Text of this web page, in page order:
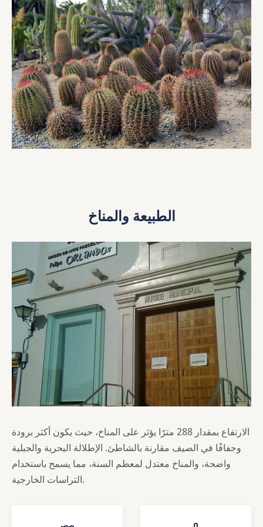
الطبيعة والمناخ
الارتفاع بمقدار 288 مترًا يؤثر على المناخ، حيث يكون أكثر برودة
وجفافًا في الصيف مقارنة بالشاطئ. الإطلالة البحرية والجبلية
واضحة، والمناخ معتدل لمعظم السنة، مما يسمح باستخدام
التراسات الخارجية.